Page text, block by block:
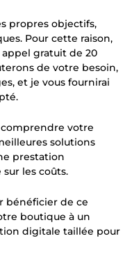
propres objectifs,
Pour cette raison,
gratuit de 20
de votre besoin,
et je vous fournirai
votre
solutions
prestation
les coûts.
bénéficier de ce
boutique à un
digitale taillée pour